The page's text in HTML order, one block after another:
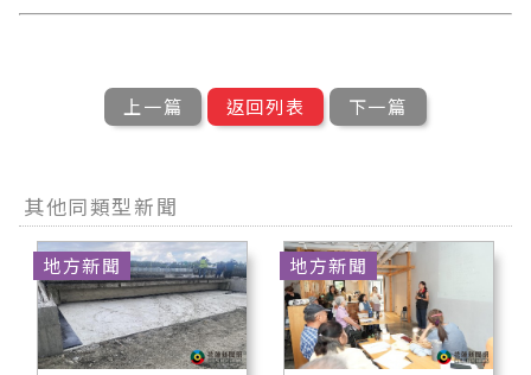
上一篇 返回列表 下一篇
其他同類型新聞
地方新聞 地方新聞